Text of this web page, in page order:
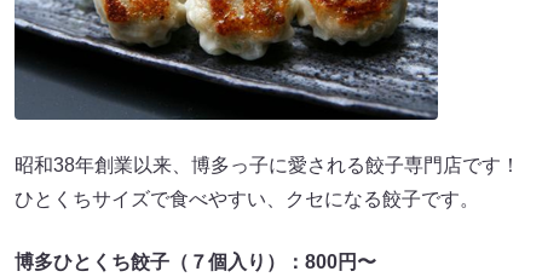
昭和38年創業以来、博多っ子に愛される餃子専門店です！
ひとくちサイズで食べやすい、クセになる餃子です。
博多ひとくち餃子（７個入り）：800円〜